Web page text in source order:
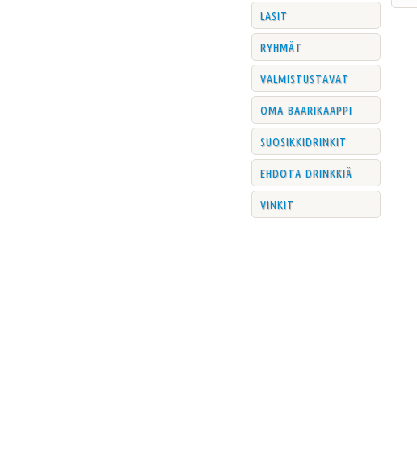
lasit
ryhmät
valmistustavat
oma baarikaappi
suosikkidrinkit
ehdota drinkkiä
vinkit